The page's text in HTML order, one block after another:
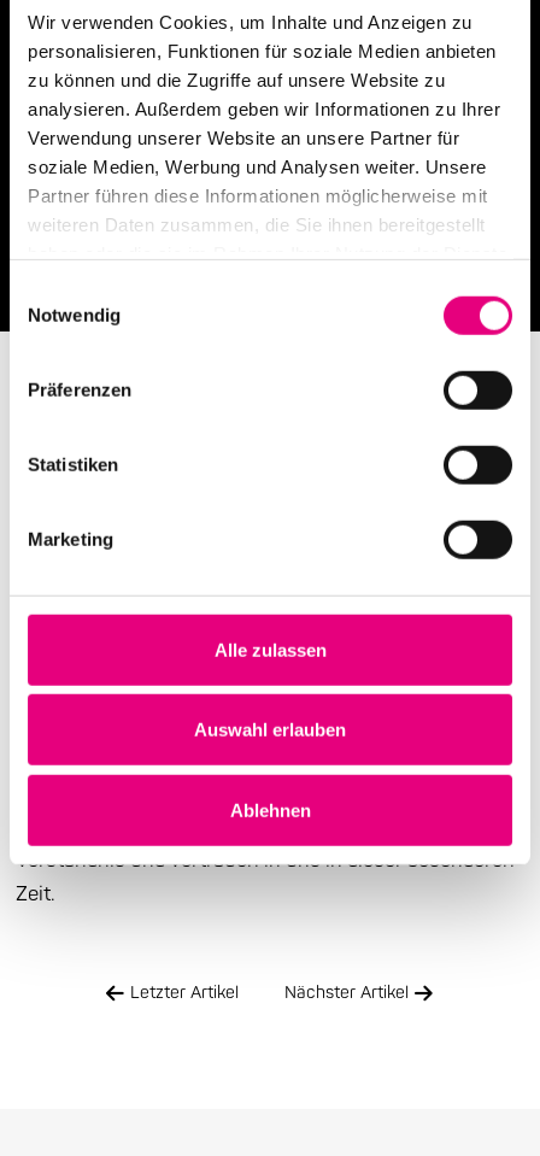
Wir verwenden Cookies, um Inhalte und Anzeigen zu
personalisieren, Funktionen für soziale Medien anbieten
zu können und die Zugriffe auf unsere Website zu
analysieren. Außerdem geben wir Informationen zu Ihrer
Verwendung unserer Website an unsere Partner für
soziale Medien, Werbung und Analysen weiter. Unsere
Partner führen diese Informationen möglicherweise mit
weiteren Daten zusammen, die Sie ihnen bereitgestellt
Notwendig
Präferenzen
Statistiken
Marketing
Alle zulassen
Auswahl erlauben
Ablehnen
Die Konzerte bis Sonntag, 1.11.2020 finden unter den
bisher gültigen und bewährten Hygiene- und
Alle weiteren Veranstaltungen im November finden
nicht wie geplant statt. Wir bemühen uns um zeitnahe
Ersatztermine. Bezüglich der Modalitäten für bereits
Verständnis und Vertrauen in uns in dieser besonderen
Zeit.
Letzter Artikel Nächster Artikel